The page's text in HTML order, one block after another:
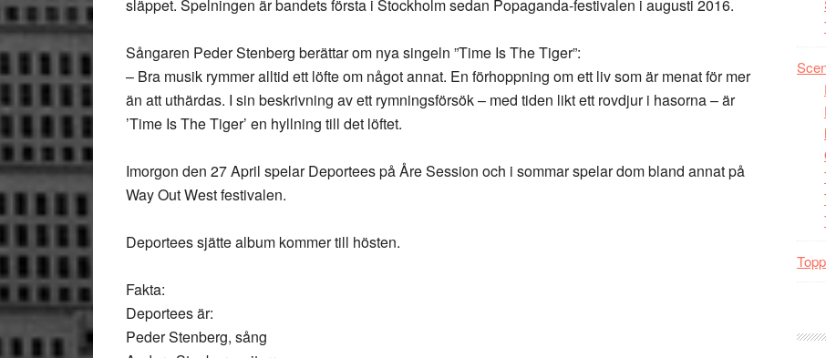
släppet. Spelningen är bandets första i Stockholm sedan Popaganda-festivalen i augusti 2016.
Sångaren Peder Stenberg berättar om nya singeln ”Time Is The Tiger”:
– Bra musik rymmer alltid ett löfte om något annat. En förhoppning om ett liv som är menat för mer
än att uthärdas. I sin beskrivning av ett rymningsförsök – med tiden likt ett rovdjur i hasorna – är
’Time Is The Tiger’ en hyllning till det löftet.
Imorgon den 27 April spelar Deportees på Åre Session och i sommar spelar dom bland annat på
Way Out West festivalen.
Deportees sjätte album kommer till hösten.
Fakta:
Deportees är:
Peder Stenberg, sång